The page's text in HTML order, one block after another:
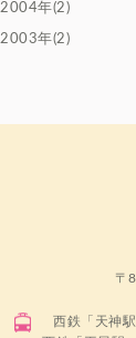
2004年(2)
2003年(2)
〒
西鉄「天神